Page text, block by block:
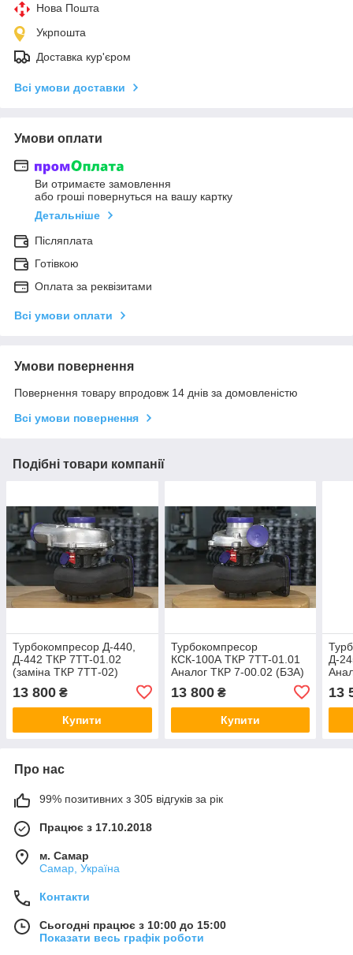
Нова Пошта
Укрпошта
Доставка кур'єром
Всі умови доставки
Умови оплати
Ви отримаєте замовлення
або гроші повернуться на вашу картку
Детальніше
Післяплата
Готівкою
Оплата за реквізитами
Всі умови оплати
Умови повернення
Повернення товару впродовж 14 днів за домовленістю
Всі умови повернення
Подібні товари компанії
Турбокомпресор Д-440,
Д-442 ТКР 7TT-01.02
(заміна ТКР 7ТТ-02)
Аналог ТКР 7-01.05 (БЗА)
13 800 ₴
Купити
Турбокомпресор
КСК-100А ТКР 7TT-01.01
Аналог ТКР 7-00.02 (БЗА)
13 800₴
Купити
Д-
13
Про нас
99% позитивних з 305 відгуків за рік
Працює з 17.10.2018
м. Самар
Самар, Україна
Контакти
Сьогодні працює з 10:00 до 15:00
Показати весь графік роботи